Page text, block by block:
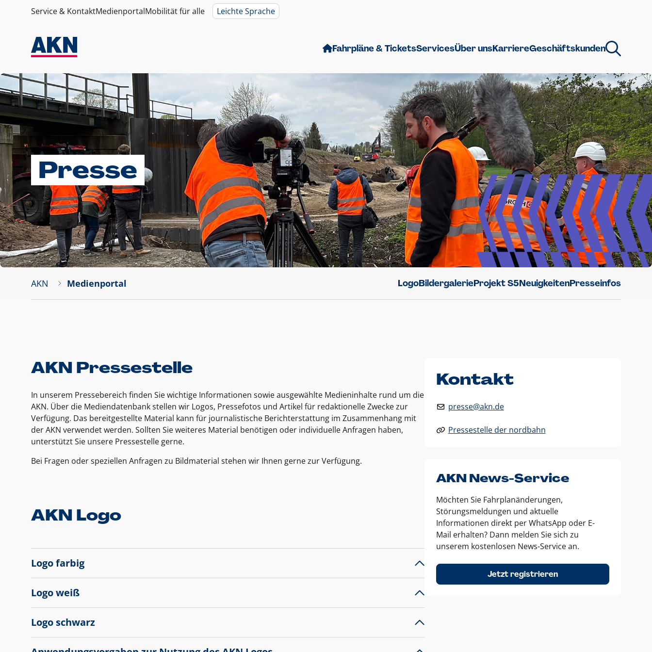
Service & KontaktMedienportalMobilität für alle Leichte Sprache
Fahrpläne & TicketsServicesÜber unsKarriereGeschäftskunden
Presse
AKN Medienportal LogoBildergalerieProjekt S5NeuigkeitenPresseinfos
AKN Pressestelle
In unserem Pressebereich finden Sie wichtige Informationen sowie ausgewählte Medieninhalte rund um die
AKN. Über die Mediendatenbank stellen wir Logos, Pressefotos und Artikel für redaktionelle Zwecke zur
Verfügung. Das bereitgestellte Material kann für journalistische Berichterstattung im Zusammenhang mit
der AKN verwendet werden. Sollten Sie weiteres Material benötigen oder individuelle Anfragen haben,
unterstützt Sie unsere Pressestelle gerne.
Bei Fragen oder speziellen Anfragen zu Bildmaterial stehen wir Ihnen gerne zur Verfügung.
AKN Logo
Logo farbig
Logo weiß
Logo schwarz
Kontakt
presse@akn.de
Pressestelle der nordbahn
AKN News-Service
Möchten Sie Fahrplanänderungen,
Störungsmeldungen und aktuelle
Informationen direkt per WhatsApp oder E-
Mail erhalten? Dann melden Sie sich zu
unserem kostenlosen News-Service an.
Jetzt registrieren